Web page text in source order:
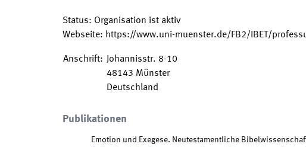
Status: Organisation ist aktiv
Webseite: https://www.uni-muenster.de/FB2/IBET/
Anschrift: Johannisstr. 8-10
48143 Münster
Deutschland
Publikationen
Emotion und Exegese. Neutestamentliche